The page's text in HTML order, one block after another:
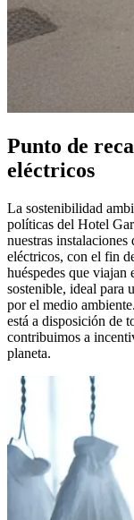
Punto de
eléctricos
La sostenibilidad
políticas del Hotel
nuestras
eléctricos, con el fin
huéspedes que
sostenible, ideal para
por el medio
está a disposición de
contribuimos a
planeta.